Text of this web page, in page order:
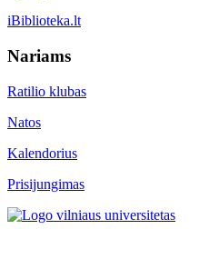
iBiblioteka.lt
Nariams
Ratilio klubas
Natos
Kalendorius
Prisijungimas